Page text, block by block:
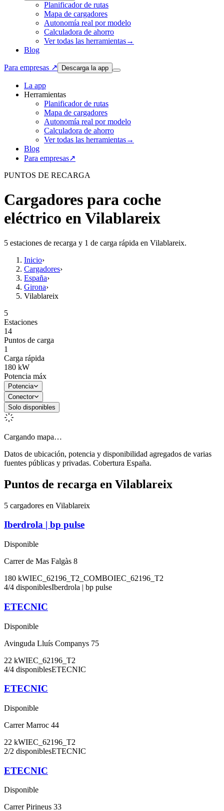
Planificador de rutas
Mapa de cargadores
Autonomía real por modelo
Calculadora de ahorro
Ver todas las herramientas→
Blog
Para empresas ↗ Descarga la app
La app
Herramientas
Planificador de rutas
Mapa de cargadores
Autonomía real por modelo
Calculadora de ahorro
Ver todas las herramientas→
Blog
Para empresas↗
PUNTOS DE RECARGA
Cargadores para coche
eléctrico en Vilablareix
5 estaciones de recarga y 1 de carga rápida en Vilablareix.
Inicio›
Cargadores›
España›
Girona›
Vilablareix
5
Estaciones
14
Puntos de carga
1
Carga rápida
180 kW
Potencia máx
Potencia
Conector
Solo disponibles
Cargando mapa…
Datos de ubicación, potencia y disponibilidad agregados de varias
fuentes públicas y privadas. Cobertura España.
Puntos de recarga en Vilablareix
5 cargadores en Vilablareix
Iberdrola | bp pulse
Disponible
Carrer de Mas Falgàs 8
180 kWIEC_62196_T2_COMBOIEC_62196_T2
4/4 disponiblesIberdrola | bp pulse
ETECNIC
Disponible
Avinguda Lluís Companys 75
22 kWIEC_62196_T2
4/4 disponiblesETECNIC
ETECNIC
Disponible
Carrer Marroc 44
22 kWIEC_62196_T2
2/2 disponiblesETECNIC
ETECNIC
Disponible
Carrer Pirineus 33